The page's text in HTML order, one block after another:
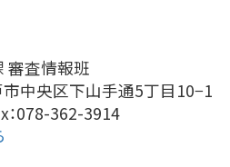
審査情報班
中央区下山手通5丁目10−1
078-362-3914